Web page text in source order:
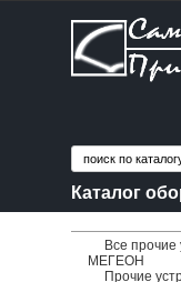
Каталог
Все прочие
МЕГЕОН
Прочие